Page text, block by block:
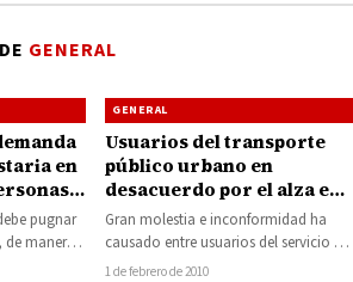
GENERAL
en
CAED
pugnar
manera
de…
GENERAL
Usuarios del transporte
público urbano en
desacuerdo por el alza en
tarifas
Gran molestia e inconformidad ha
causado entre usuarios del servicio del
transporte público urbano y de taxis
1 de febrero de 2010